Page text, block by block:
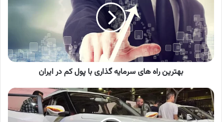
سرمایه
گذاری
پول
کم
در
بهترین راه های سرمایه گذاری با پول کم در ایران
شرایط
فروش
چانگان